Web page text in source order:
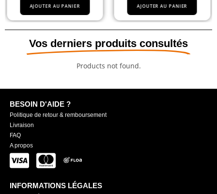
AJOUTER AU PANIER AJOUTER AU PANIER
Vos derniers produits consultés
Products not found.
BESOIN D'AIDE ?
Politique de retour & remboursement
Livraison
FAQ
A propos
INFORMATIONS LÉGALES